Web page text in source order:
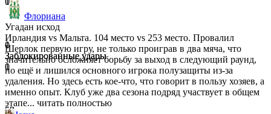
0
Заблокированные удары
0
59
1
Заблокированные удары
1
53
Флориана
Угадан исход
Ирландия vs Мальта. 104 место vs 253 место. Провалил
Шерлок первую игру, не только проиграв в два мяча, что
значительно осложняет борьбу за выход в следующий раунд,
но ещё и лишился основного игрока полузащиты из-за
удаления. Но здесь есть кое-что, что говорит в пользу хозяев, а
именно опыт. Клуб уже два сезона подряд участвует в общем
этапе... читать полностью